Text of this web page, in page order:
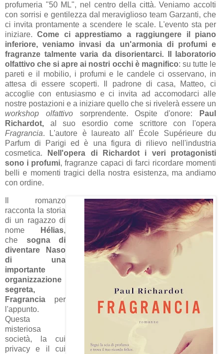
profumeria "50 ML", nel centro della città. Veniamo accolti
con sorrisi e gentilezza dal meraviglioso team Garzanti, che
ci invita prontamente a scendere le scale. L'evento sta per
iniziare.Come ci apprestiamo a raggiungere il piano
inferiore, veniamo invasi da un'armonia di profumi e
fragranze talmente varia da disorientarci. Il laboratorio
olfattivo che si apre ai nostri occhi è magnifico: su tutte le
pareti e il mobilio, i profumi e le candele ci osservano, in
attesa di essere scoperti. Il padrone di casa, Matteo, ci
accoglie con entusiasmo e ci invita ad accomodarci alle
nostre postazioni e a iniziare quello che si rivelerà essere un
workshop olfattivosorprendente. Ospite d'onore:
Paul
Richardot, al suo esordio come scrittore con l'opera
Fragrancia. L'autore è laureato all'
École Supérieure du
Parfum di Parigi ed è una figura di rilievo nell'industria
cosmetica.
Nell'opera di Richardot i veri protagonisti
sono i profumi, fragranze capaci di farci ricordare momenti
belli e momenti tragici della nostra esistenza, ma andiamo
con ordine.
Il romanzo
racconta la storia
di un ragazzo di
nome
Hélias,
che sogna di
diventare Naso
di una
importante
organizzazione
segreta,
Fragrancia per
l'appunto.
Questa
misteriosa
società, la cui
privacy e il cui